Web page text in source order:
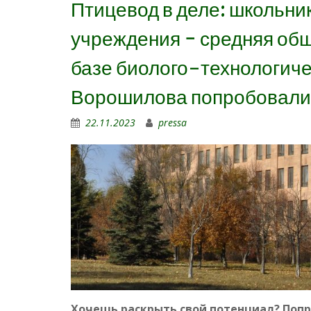
Птицевод в деле:
учреждения − средняя
базе биолого-
Ворошилова
22.11.2023 pressa